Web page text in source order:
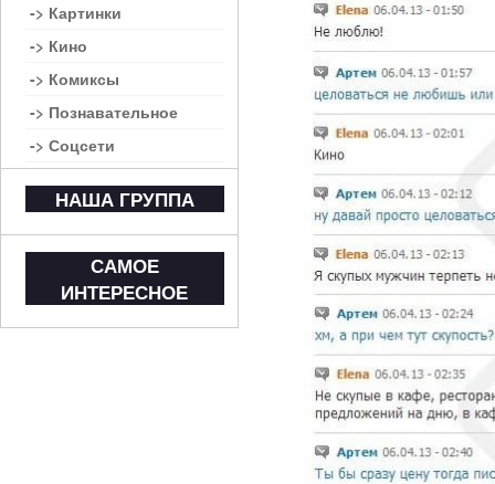
-> Картинки
-> Кино
-> Комиксы
-> Познавательное
-> Соцсети
НАША ГРУППА
САМОЕ
ИНТЕРЕСНОЕ